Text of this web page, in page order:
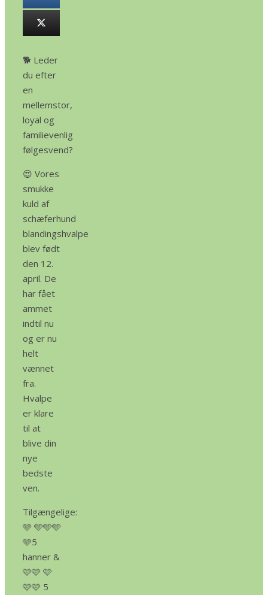
🐕 Leder
du efter
en
mellemstor,
loyal og
familievenlig
følgesvend?
😍 Vores
smukke
kuld af
schæferhund
blandingshvalpe
blev født
den 12.
april. De
har fået
ammet
indtil nu
og er nu
helt
vænnet
fra.
Hvalpe
er klare
til at
blive din
nye
bedste
ven.
Tilgængelige:
🩵 🩵🩵🩵
🩵5
hanner &
🩷🩷 🩷
🩷🩷 5